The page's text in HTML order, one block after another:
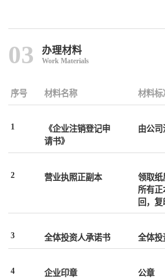
03 办理材料
Work Materials
序号 材料名称 材料标
1
《企业注销登记申
请书》
由公司
2 营业执照正副本
领取纸
所有
回，
3 全体投资人承诺书 全体投
4 企业印章 公章